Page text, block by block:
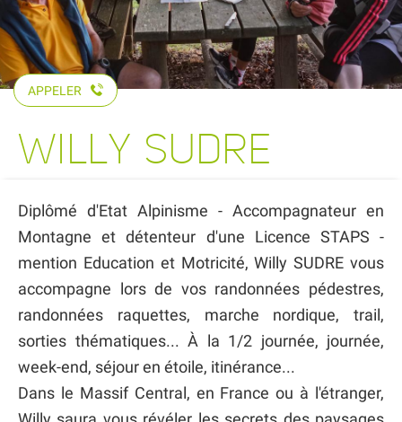
APPELER
WILLY SUDRE
Diplômé d'Etat Alpinisme - Accompagnateur en
Montagne et détenteur d'une Licence STAPS -
mention Education et Motricité, Willy SUDRE vous
accompagne lors de vos randonnées pédestres,
randonnées raquettes, marche nordique, trail,
sorties thématiques... À la 1/2 journée, journée,
week-end, séjour en étoile, itinérance...
Dans le Massif Central, en France ou à l'étranger,